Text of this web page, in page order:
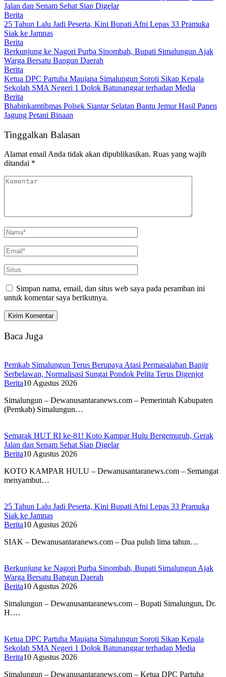
Jalan dan Senam Sehat Siap Digelar
Berita
25 Tahun Lalu Jadi Peserta, Kini Bupati Afni Lepas 33 Pramuka
Siak ke Jamnas
Berita
Berkunjung ke Nagori Purba Sinombah, Bupati Simalungun Ajak
Warga Bersatu Bangun Daerah
Berita
Ketua DPC Partuha Maujana Simalungun Soroti Sikap Kepala
Sekolah SMA Negeri 1 Dolok Batunanggar terhadap Media
Berita
Bhabinkamtibmas Polsek Siantar Selatan Bantu Jemur Hasil Panen
Jagung Petani Binaan
Tinggalkan Balasan
Alamat email Anda tidak akan dipublikasikan. Ruas yang wajib
ditandai *
Simpan nama, email, dan situs web saya pada peramban ini
untuk komentar saya berikutnya.
Baca Juga
Pemkab Simalungun Terus Berupaya Atasi Permasalahan Banjir
Serbelawan, Normalisasi Sungai Pondok Pelita Terus Digenjot
Berita10 Agustus 2026
Simalungun – Dewanusantaranews.com – Pemerintah Kabupaten
(Pemkab) Simalungun…
Semarak HUT RI ke-81! Koto Kampar Hulu Bergemuruh, Gerak
Jalan dan Senam Sehat Siap Digelar
Berita10 Agustus 2026
KOTO KAMPAR HULU – Dewanusantaranews.com – Semangat
menyambut…
25 Tahun Lalu Jadi Peserta, Kini Bupati Afni Lepas 33 Pramuka
Siak ke Jamnas
Berita10 Agustus 2026
SIAK – Dewanusantaranews.com – Dua puluh lima tahun…
Berkunjung ke Nagori Purba Sinombah, Bupati Simalungun Ajak
Warga Bersatu Bangun Daerah
Berita10 Agustus 2026
Simalungun – Dewanusantaranews.com – Bupati Simalungun, Dr.
H….
Ketua DPC Partuha Maujana Simalungun Soroti Sikap Kepala
Sekolah SMA Negeri 1 Dolok Batunanggar terhadap Media
Berita10 Agustus 2026
Simalungun – Dewanusantaranews.com – Ketua DPC Partuha